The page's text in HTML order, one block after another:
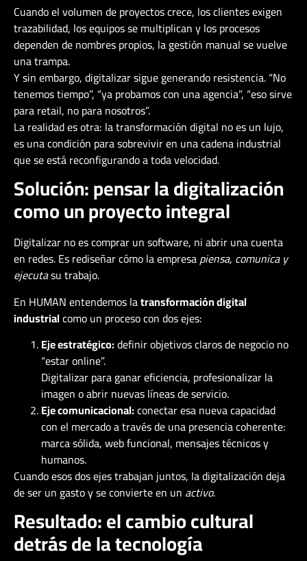
Cuando el volumen de proyectos crece, los clientes exigen
trazabilidad, los equipos se multiplican y los procesos
dependen de nombres propios, la gestión manual se vuelve
una trampa.
Y sin embargo, digitalizar sigue generando resistencia. “No
tenemos tiempo”, “ya probamos con una agencia”, “eso sirve
para retail, no para nosotros”.
La realidad es otra: la transformación digital no es un lujo,
es una condición para sobrevivir en una cadena industrial
que se está reconfigurando a toda velocidad.
Solución: pensar la digitalización
como un proyecto integral
Digitalizar no es comprar un software, ni abrir una cuenta
en redes. Es rediseñar cómo la empresapiensa, comunica y
ejecutasu trabajo.
En HUMAN entendemos latransformación digital
industrialcomo un proceso con dos ejes:
Eje estratégico:definir objetivos claros de negocio no
“estar online”.
Digitalizar para ganar eficiencia, profesionalizar la
imagen o abrir nuevas líneas de servicio.
Eje comunicacional:conectar esa nueva capacidad
con el mercado a través de una presencia coherente:
marca sólida, web funcional, mensajes técnicos y
humanos.
Cuando esos dos ejes trabajan juntos, la digitalización deja
de ser un gasto y se convierte en un activo.
Resultado: el cambio cultural
detrás de la tecnología